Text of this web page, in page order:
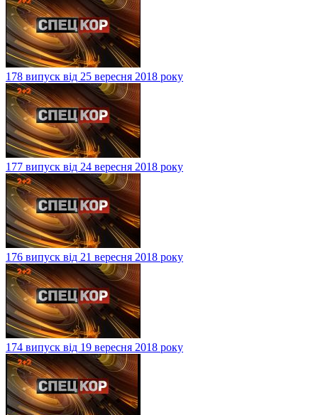
178 випуск від 25 вересня 2018 року
177 випуск від 24 вересня 2018 року
176 випуск від 21 вересня 2018 року
174 випуск від 19 вересня 2018 року